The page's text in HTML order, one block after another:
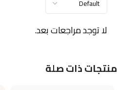
لا توجد مراجعات بعد.
منتجات ذات صلة